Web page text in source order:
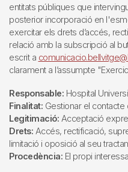
entitats públiques que
posterior incorporació en
exercitar els drets d’accés,
relació amb la subscripció al
escrit a
clarament a l’assumpte
Responsable: Hospital
Finalitat: Gestionar el contacte
Legitimació: Acceptació
Drets: Accés, rectificació,
limitació i oposició al seu
Procedència: El propi